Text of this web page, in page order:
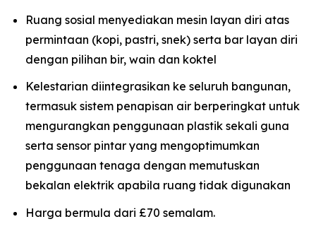
Ruang sosial menyediakan mesin layan diri atas
permintaan (kopi, pastri, snek) serta bar layan diri
dengan pilihan bir, wain dan koktel
Kelestarian diintegrasikan ke seluruh bangunan,
termasuk sistem penapisan air berperingkat untuk
mengurangkan penggunaan plastik sekali guna
serta sensor pintar yang mengoptimumkan
penggunaan tenaga dengan memutuskan
bekalan elektrik apabila ruang tidak digunakan
Harga bermula dari £70 semalam.